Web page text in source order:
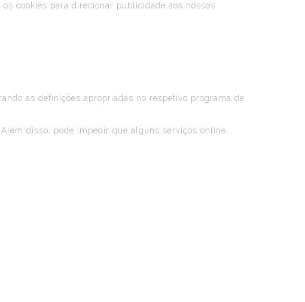
cookies para direcionar publicidade aos nossos
as definições apropriadas no respetivo programa de
disso, pode impedir que alguns serviços online